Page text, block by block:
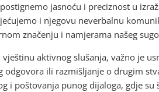
jasnoću i preciznost u
i njegovu neverbalnu
značenju i namjerama našeg
vještinu aktivnog slušanja, važno je
odgovora ili razmišljanje o drugim
i poštovanja punog dijaloga, gdje su